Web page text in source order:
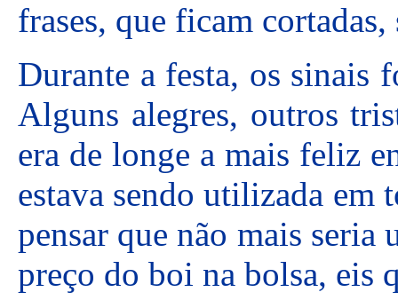
frases, que ficam
Durante a festa, os sinais
Alguns alegres, outros
era de longe a mais feliz
estava sendo utilizada em
pensar que não mais seria
preço do boi na bolsa, eis